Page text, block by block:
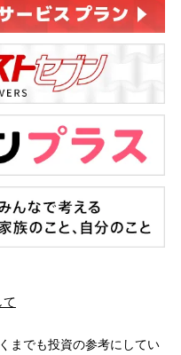
て
までも投資の参考にしてい